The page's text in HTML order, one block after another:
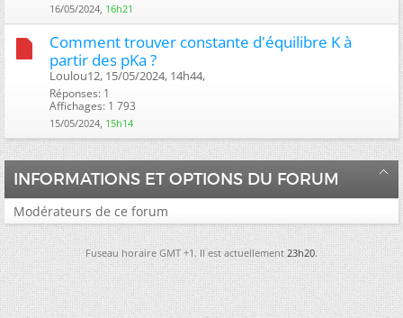
16/05/2024, 16h21
Comment trouver constante d'équilibre K à
partir des pKa ?
Loulou12, 15/05/2024, 14h44, ‎
Réponses: 1
Affichages: 1 793
15/05/2024, 15h14
INFORMATIONS ET OPTIONS DU FORUM
Modérateurs de ce forum
Fuseau horaire GMT +1. Il est actuellement23h20.